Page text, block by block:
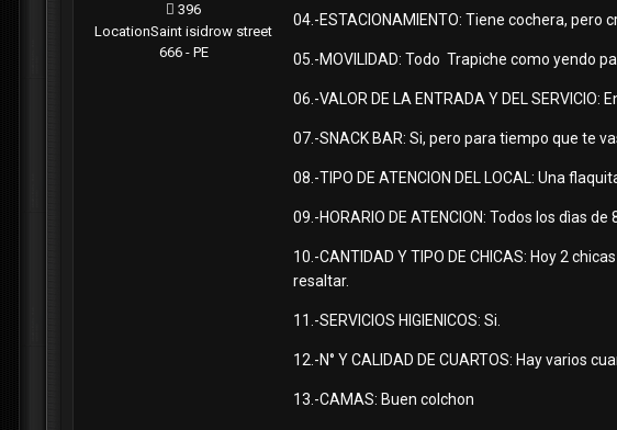
396
LocationSaint isidrow street
666 - PE
04.-ESTACIONAMIENTO: Tiene cochera,
05.-MOVILIDAD: Todo Trapiche como yendo
06.-VALOR DE LA ENTRADA Y DEL
07.-SNACK BAR: Si, pero para tiempo que te
08.-TIPO DE ATENCION DEL LOCAL: Una
09.-HORARIO DE ATENCION: Todos los dìas de
10.-CANTIDAD Y TIPO DE CHICAS: Hoy 2
resaltar.
11.-SERVICIOS HIGIENICOS: Si.
12.-N° Y CALIDAD DE CUARTOS: Hay varios
13.-CAMAS: Buen colchon